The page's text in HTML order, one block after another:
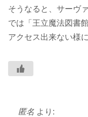
そうなると、サーヴ
では「王立魔法図書
アクセス出来ない様
匿名 より: